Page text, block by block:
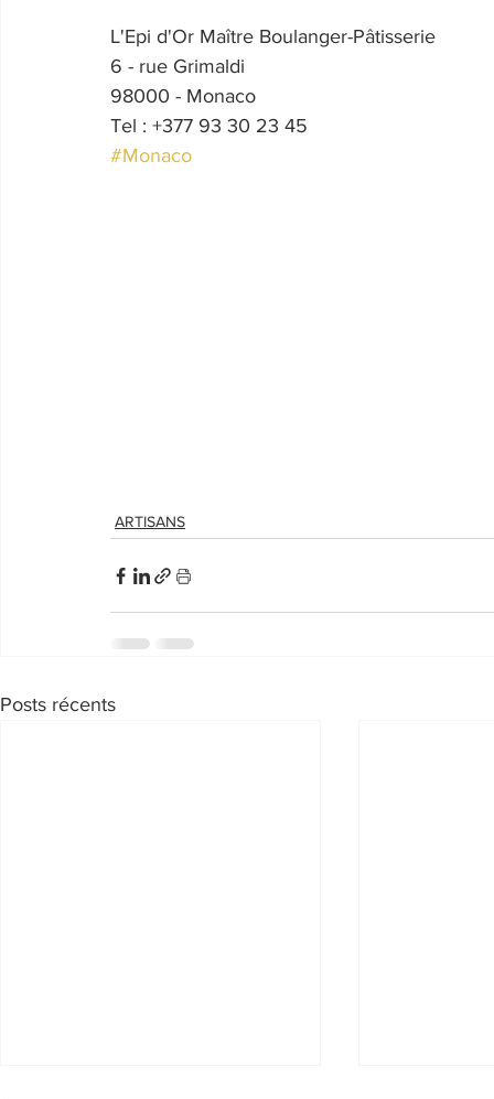
L'Epi d'Or Maître Boulanger-Pâtisserie
6 - rue Grimaldi
98000 - Monaco
Tel : +377 93 30 23 45
#Monaco
ARTISANS
Posts récents